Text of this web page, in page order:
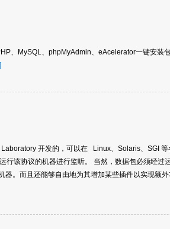
、MySQL、phpMyAdmin、eAcelerator一键安装
开发的，可以在 Linux、Solaris、SGI 等
行该协议的机器进行监听。 当然，数据包必须经过
器。而且还能够自由地为其增加某些插件以实现额